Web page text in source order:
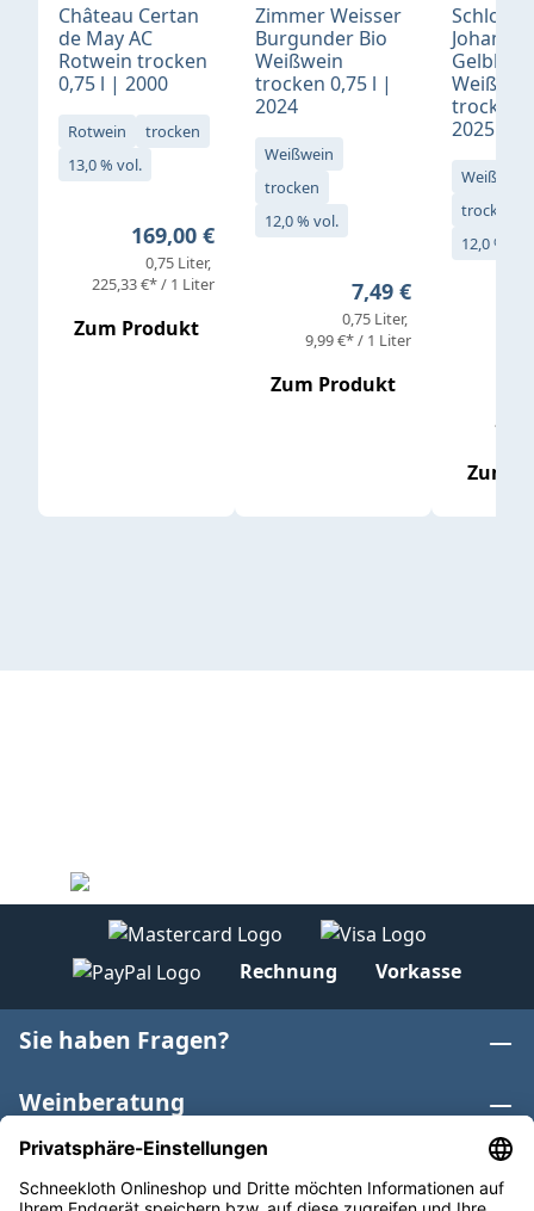
Château Certan
de May AC
Rotwein trocken
0,75 l | 2000
Rotwein
trocken
13,0 % vol.
Regulärer Preis:
169,00 €
0,75 Liter
225,33 €* / 1 Liter
Zum Produkt
Zimmer Weisser
Burgunder Bio
Weißwein
trocken 0,75 l |
2024
Weißwein
trocken
12,0 % vol.
Regulärer Preis:
7,49 €
0,75 Liter
9,99 €* / 1 Liter
Zum Produkt
Schloß
Gelblack
trocken
2025
Weißwein
trocken
12,0 % vol.
Zum
Rechnung Vorkasse
Sie haben Fragen?
Weinberatung
Informationen